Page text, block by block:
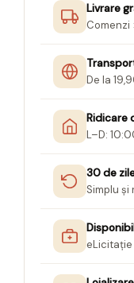
Harti de perete
Creta scolara
Glob Pamantesc
Materiale Didactice
Instrumente
tabla scolara
Tablite de desenat
Sugativa
Articole papetarie
Banda adeziva
Compas scolar
Livrare
Comenzi
De la
Ridicare
L–D:
30 de
Simplu și